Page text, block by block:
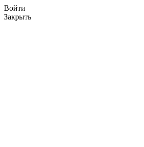
Войти
Закрыть